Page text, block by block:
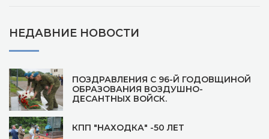
НЕДАВНИЕ НОВОСТИ
ПОЗДРАВЛЕНИЯ С 96-Й ГОДОВЩИНОЙ
ОБРАЗОВАНИЯ ВОЗДУШНО-
ДЕСАНТНЫХ ВОЙСК.
КПП "НАХОДКА" -50 ЛЕТ